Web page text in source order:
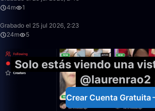
4m
1
Grabado el 25 jul 2026, 2:23
24m
5
Solo estás viendo una
@laurenrao2
Crear Cuenta Gratuita